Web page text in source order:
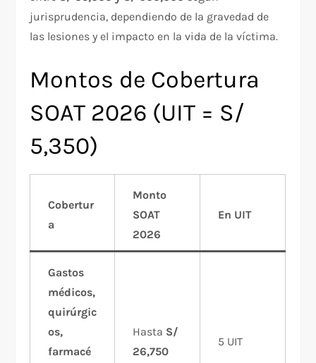
jurisprudencia, dependiendo de la gravedad de
las lesiones y el impacto en la vida de la víctima.
Montos de Cobertura
SOAT 2026 (UIT = S/
5,350)
Cobertur
a
Monto
SOAT
2026
En UIT
Gastos
médicos,
quirúrgic
os,
farmacé
Hasta S/
26,750
5 UIT